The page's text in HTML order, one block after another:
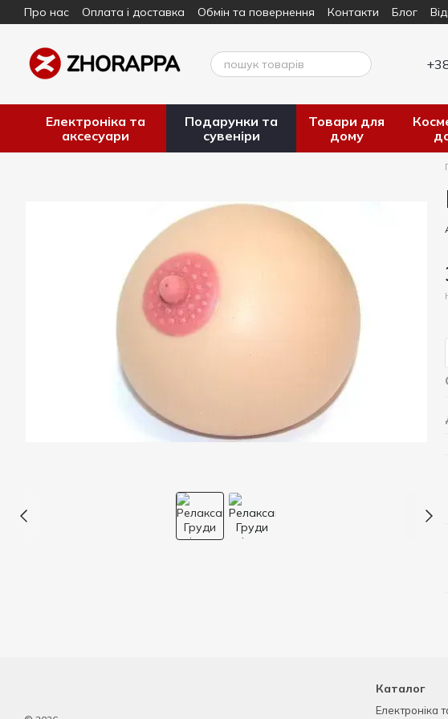
Перейти до основного контенту
Про нас Оплата і доставка Обмін та повернення Контакти Блог
Електроніка та
аксесуари
Подарунки та
сувеніри
Товари для
дому
Каталог
Електроніка